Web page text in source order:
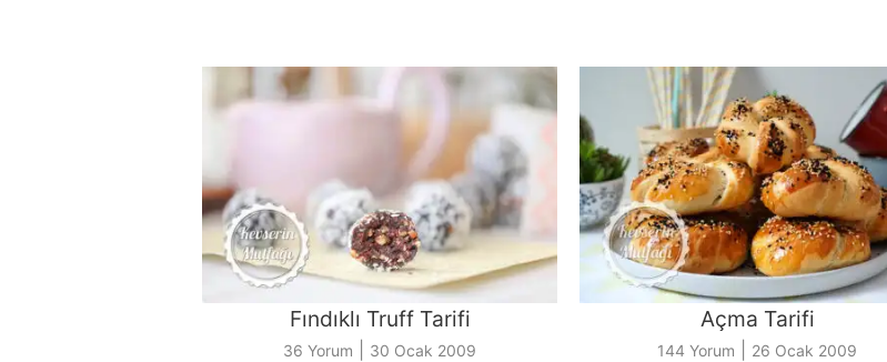
Fındıklı Truff Tarifi
36 Yorum 30 Ocak 2009
Açma Tarifi
144 Yorum 26 Ocak 2009